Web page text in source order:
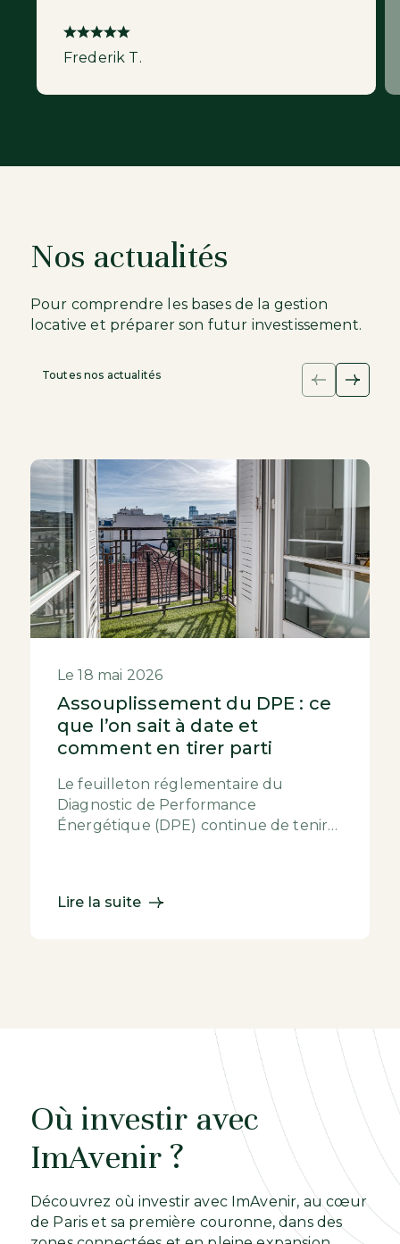
de mon côté ! Je ferais sans hésiter appel à
ImAvenir à nouveau.
Frederik T.
Nos actualités
Pour comprendre les bases de la gestion
locative et préparer son futur investissement.
Toutes nos actualités
Le 18 mai 2026
Assouplissement du DPE : ce
que l’on sait à date et
comment en tirer parti
Le feuilleton réglementaire du
Diagnostic de Performance
Énergétique (DPE) continue de tenir
Lire la suite
Où investir avec
ImAvenir ?
Découvrez où investir avec ImAvenir, au cœur
de Paris et sa première couronne, dans des